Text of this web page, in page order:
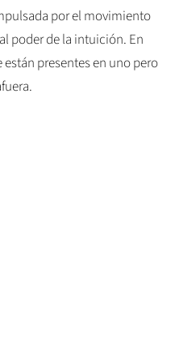
por el movimiento
poder de la intuición. En
presentes en uno pero